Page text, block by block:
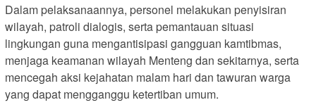
Dalam pelaksanaannya, personel melakukan penyisiran
wilayah, patroli dialogis, serta pemantauan situasi
lingkungan guna mengantisipasi gangguan kamtibmas,
menjaga keamanan wilayah Menteng dan sekitarnya, serta
mencegah aksi kejahatan malam hari dan tawuran warga
yang dapat mengganggu ketertiban umum.